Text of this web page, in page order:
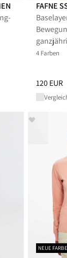
240 EUR
FAFNE
4 Farben
Preis:
120 EUR
NEUE FARBE